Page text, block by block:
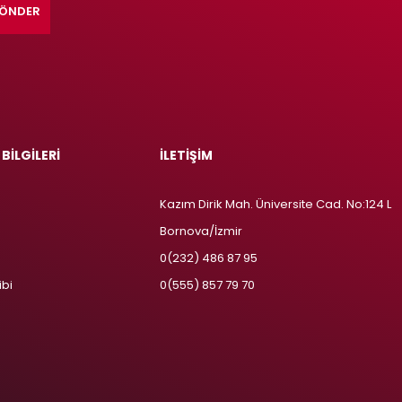
İLETİŞİM
Kazım Dirik Mah. Üniversite Cad. No:124 L
Bornova/İzmir
0(232) 486 87 95
0(555) 857 79 70